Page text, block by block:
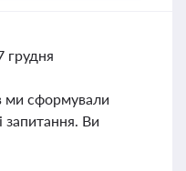
грудня
ми сформували
запитання. Ви